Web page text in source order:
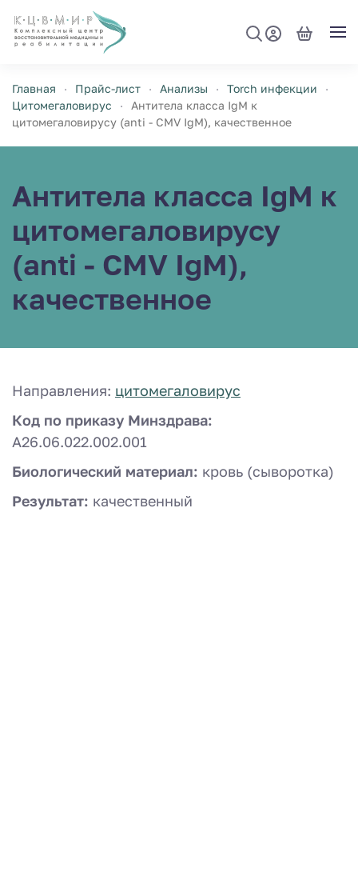
Перейти к содержимому
Главная Прайс-лист Анализы
Torch инфекции
Цитомегаловирус
Антитела класса IgM к
цитомегаловирусу (anti - CMV IgM), качественное
Антитела класса IgM к
цитомегаловирусу
(anti - CMV IgM),
качественное
Направления: цитомегаловирус
Код по приказу Минздрава:
A26.06.022.002.001
Биологический материал: кровь (сыворотка)
Результат: качественный